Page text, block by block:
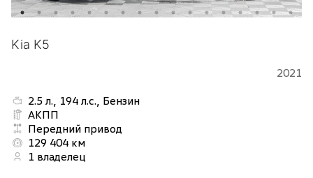
Kia K5
2021
2.5 л., 194 л.с., Бензин
АКПП
Передний привод
129 404 км
1 владелец